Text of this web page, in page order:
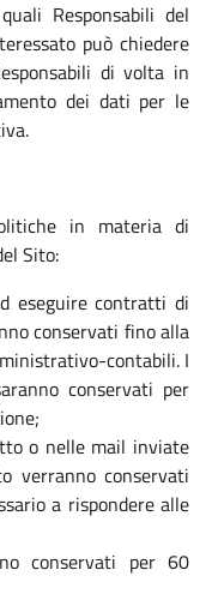
Responsabili del
può chiedere
di volta in
dei dati per le
in materia di
Sito:
eseguire contratti di
conservati fino alla
contabili. I
conservati per
o nelle mail inviate
verranno conservati
a rispondere alle
conservati per 60